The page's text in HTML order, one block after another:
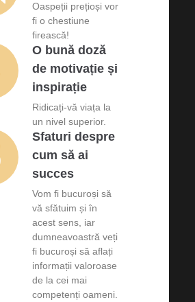
Oaspeții prețioși vor
fi o chestiune
firească!
O bună doză
de motivație și
inspirație
Ridicați-vă viața la
un nivel superior.
Sfaturi despre
cum să ai
succes
Vom fi bucuroși să
vă sfătuim și în
acest sens, iar
dumneavoastră veți
fi bucuroși să aflați
informații valoroase
de la cei mai
competenți oameni.